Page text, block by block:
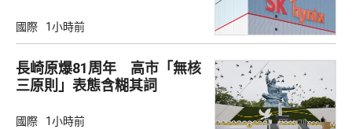
國際 1小時前
長崎原爆81周年 高市「無核
三原則」表態含糊其詞
國際 1小時前